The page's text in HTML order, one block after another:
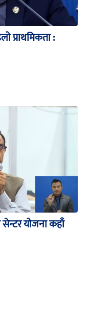
प्राथमिकता :
सेन्टर योजना कहाँ